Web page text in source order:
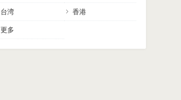
台湾 香港
更多